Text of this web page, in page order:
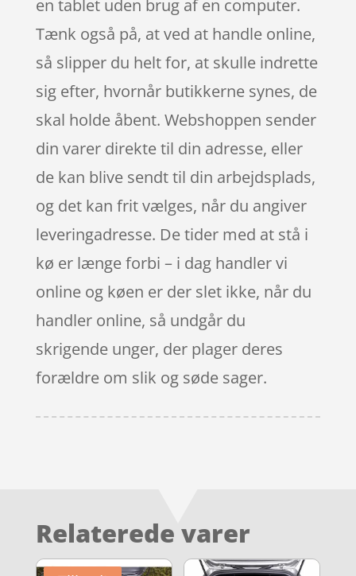
en tablet uden brug af en computer.
Tænk også på, at ved at handle online,
så slipper du helt for, at skulle indrette
sig efter, hvornår butikkerne synes, de
skal holde åbent. Webshoppen sender
din varer direkte til din adresse, eller
de kan blive sendt til din arbejdsplads,
og det kan frit vælges, når du angiver
leveringadresse. De tider med at stå i
kø er længe forbi – i dag handler vi
online og køen er der slet ikke, når du
handler online, så undgår du
skrigende unger, der plager deres
forældre om slik og søde sager.
Relaterede varer